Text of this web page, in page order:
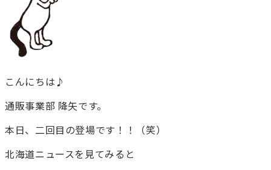
こんにちは♪
通販事業部 降矢です。
本日、二回目の登場です！！（笑）
北海道ニュースを見てみると